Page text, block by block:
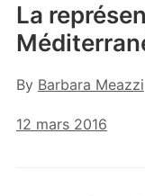
La
By Barbara Meazzi
12 mars 2016